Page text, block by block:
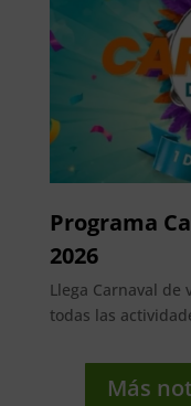
Programa
2026
Llega Carnaval de
todas las
Más